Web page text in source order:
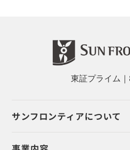
東証プライム
サンフロンティアについて